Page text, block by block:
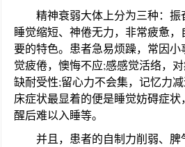
精神衰弱大体上分为三种：振
睡觉缩短、神倦无力，非常疲惫
要的特色。患者急易烦躁，常因
觉疲倦，懊悔不应;感感觉活络，
缺耐受性;留心力不会集，记忆力
床症状最显着的便是睡觉妨碍症状
醒后难以入睡等。
并且，患者的自制力削弱、脾